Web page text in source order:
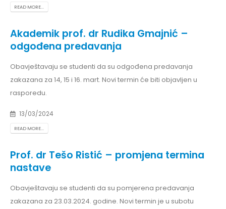
READ MORE...
Akademik prof. dr Rudika Gmajnić –
odgođena predavanja
Obavještavaju se studenti da su odgođena predavanja
zakazana za 14, 15 i 16. mart. Novi termin će biti objavljen u
rasporedu.
13/03/2024
READ MORE...
Prof. dr Tešo Ristić – promjena termina
nastave
Obavještavaju se studenti da su pomjerena predavanja
zakazana za 23.03.2024. godine. Novi termin je u subotu